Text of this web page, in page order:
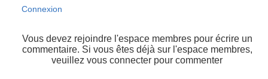
Connexion
Vous devez rejoindre l'espace membres pour écrire un
commentaire. Si vous êtes déjà sur l'espace membres,
veuillez vous connecter pour commenter